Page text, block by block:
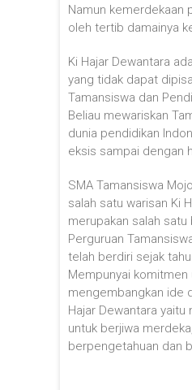
Namun kemerdekaan
oleh tertib damainya
Ki Hajar Dewantara
yang tidak dapat
Tamansiswa dan
Beliau mewariskan
dunia pendidikan
eksis sampai dengan
SMA Tamansiswa
salah satu warisan Ki
merupakan salah satu
Perguruan
telah berdiri sejak
Mempunyai komitmen
mengembangkan ide
Hajar Dewantara yaitu
untuk berjiwa
berpengetahuan dan